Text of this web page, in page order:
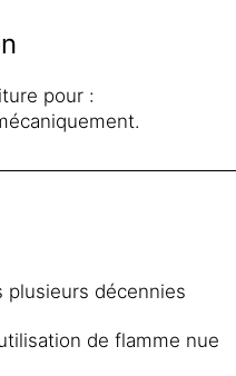
pour :
plusieurs décennies
de flamme nue